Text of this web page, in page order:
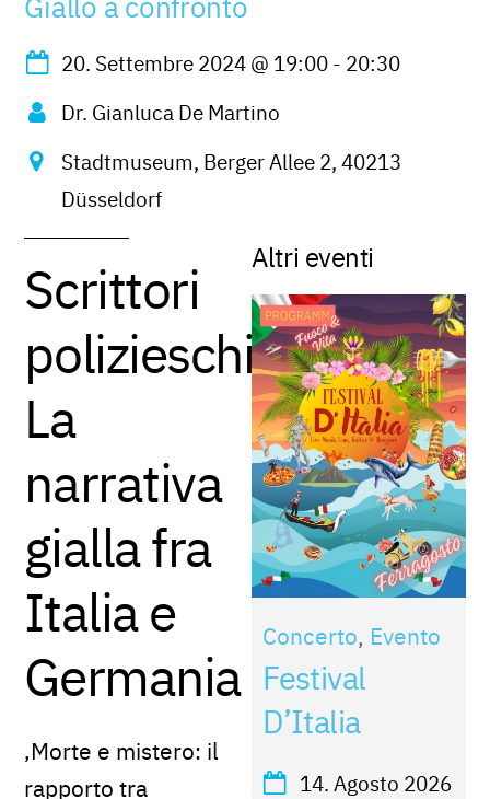
20. Settembre 2024@ 19:00- 20:30
Dr. Gianluca De Martino
Stadtmuseum, Berger Allee 2, 40213
Düsseldorf
Scrittori
polizieschi.
La
narrativa
gialla fra
Italia e
Germania
‚Morte e mistero: il
rapporto tra
Altri eventi
Concerto, Evento
Festival
D’Italia
14. Agosto 2026